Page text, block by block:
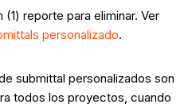
reporte para eliminar. Ver
personalizado.
submittal personalizados son
todos los proyectos, cuando